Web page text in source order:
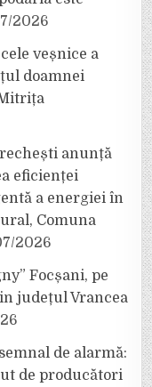
2026
veșnice a
doamnei
anunță
eficienței
a energiei în
Comuna
2026
Focșani, pe
județul Vrancea
de alarmă:
de producători